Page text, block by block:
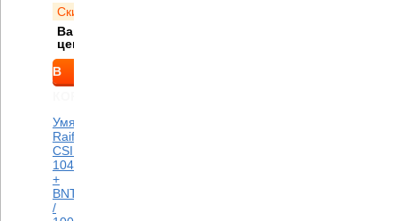
Скидка
Ваша
цена
В
Умягчитель
Raifil
СSIII
1044
+
BNT2650T
/